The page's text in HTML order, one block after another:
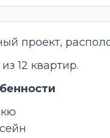
проект,
12 квартир.